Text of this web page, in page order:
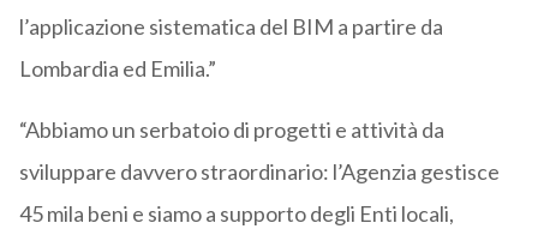
l’applicazione sistematica del BIM a partire da
Lombardia ed Emilia.”
“Abbiamo un serbatoio di progetti e attività da
sviluppare davvero straordinario: l’Agenzia gestisce
45 mila beni e siamo a supporto degli Enti locali,